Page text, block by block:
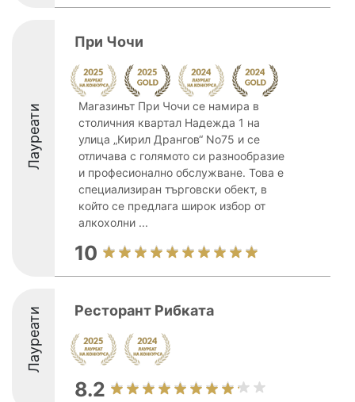
Лауреати
При Чочи
Магазинът При Чочи се намира в
столичния квартал Надежда 1 на
улица „Кирил Дрангов“ No75 и се
отличава с голямото си разнообразие
и професионално обслужване. Това е
специализиран търговски обект, в
който се предлага широк избор от
алкохолни ...
10
Лауреати Ресторант Рибката
8.2